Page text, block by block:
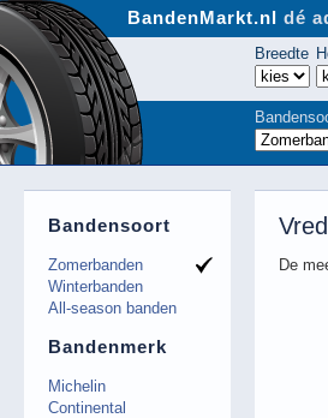
De
Bandensoort
Zomerbanden
Winterbanden
All-season banden
Bandenmerk
Michelin
Continental
BandenMarkt.nl dé
Breedte